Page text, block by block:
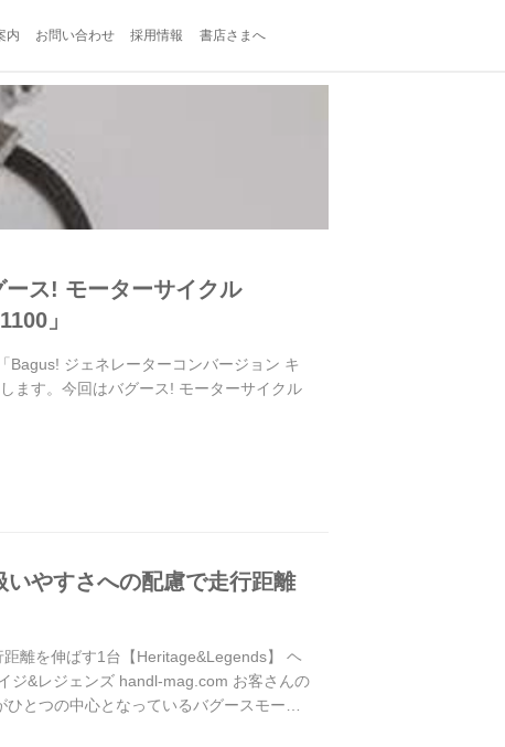
内 お問い合わせ 採用情報 書店さまへ
ス! モーターサイクル
」
Bagus! ジェネレーターコンバージョン キ
ます。今回はバグース! モーターサイクル
やすさへの配慮で走行距離
離を伸ばす1台【Heritage&Legends】 ヘ
&レジェンズ handl-mag.com お客さんの
とつの中心となっているバグースモータ